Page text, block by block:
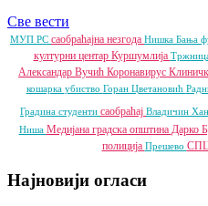
Све вести
МУП РС саобраћајна незгода Нишка Бања
културни центар Куршумлија
Александар Вучић Коронавирус
кошарка убиство Горан Цветановић
Градина студенти саобраћај Владичин Хан
Ниша Медијана градска општина Дарко
полиција Прешево
Најновији огласи